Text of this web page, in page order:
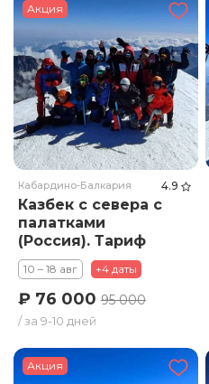
Акция
Кабардино-Балкария 4.9
Казбек с севера с
палатками
(Россия). Тариф
Стандарт
10 – 18 авг +4 даты
₽ 76 000 95 000
/ за 9-10 дней
Акция